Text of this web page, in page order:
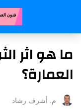
ما هو اثر
العمارة؟
م. أشرف رشاد